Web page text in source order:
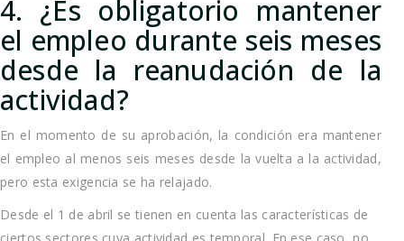
4. ¿Es obligatorio mantener
el empleo durante seis meses
desde la reanudación de la
actividad?
En el momento de su aprobación, la condición era mantener
el empleo al menos seis meses desde la vuelta a la actividad,
pero esta exigencia se ha relajado.
Desde el 1 de abril se tienen en cuenta las características de